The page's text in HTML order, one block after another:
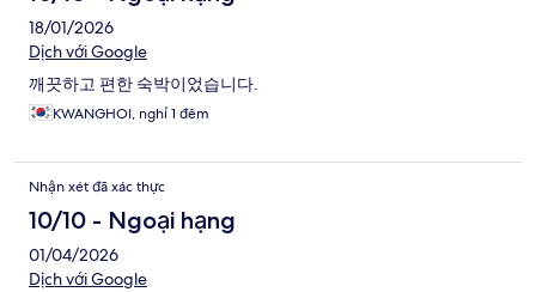
18/01/2026
Dịch với Google
깨끗하고 편한 숙박이었습니다.
KWANGHOI, nghỉ 1 đêm
Nhận xét đã xác thực
10/10 - Ngoại hạng
01/04/2026
Dịch với Google